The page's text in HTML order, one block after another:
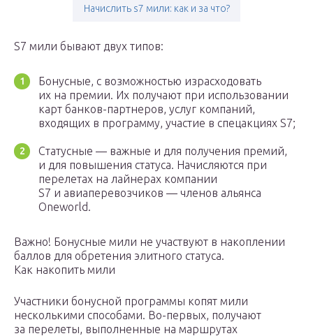
Начислить s7 мили: как и за что?
S7 мили бывают двух типов:
Бонусные, с возможностью израсходовать
их на премии. Их получают при использовании
карт банков-партнеров, услуг компаний,
входящих в программу, участие в спецакциях S7;
Cтатусные — важные и для получения премий,
и для повышения статуса. Начисляются при
перелетах на лайнерах компании
S7 и авиаперевозчиков — членов альянса
Oneworld.
Важно! Бонусные мили не участвуют в накоплении
баллов для обретения элитного статуса.
Как накопить мили
Участники бонусной программы копят мили
несколькими способами. Во-первых, получают
за перелеты, выполненные на маршрутах